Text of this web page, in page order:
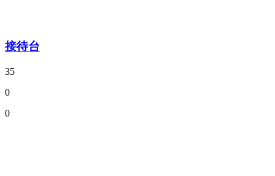
接待台
35
0
0